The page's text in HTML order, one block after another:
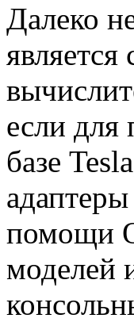
Далеко
если для
базе
помощи
моделей